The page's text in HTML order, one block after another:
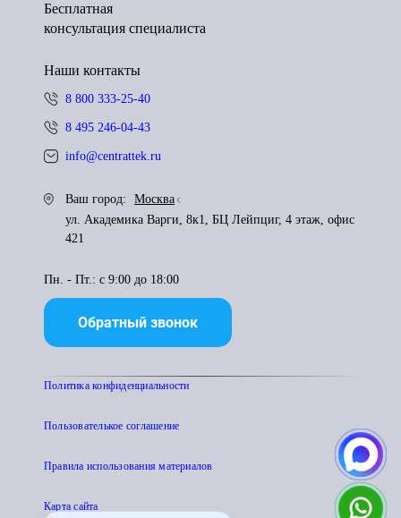
Бесплатная
консультация специалиста
Наши контакты
8 800 333-25-40
8 495 246-04-43
info@centrattek.ru
Ваш город:
Москва
ул. Академика Варги, 8к1, БЦ Лейпциг, 4 этаж, офис
421
Пн. - Пт.: с 9:00 до 18:00
Обратный звонок
Политика конфиденциальности
Пользователькое соглашение
Правила использования материалов
Карта сайта